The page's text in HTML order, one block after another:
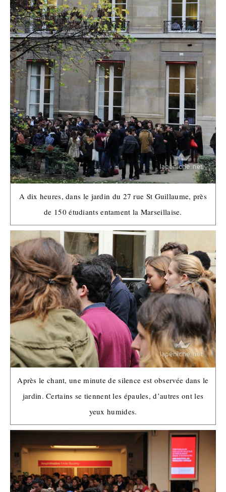
A dix heures, dans le jardin du 27 rue St Guillaume, près
de 150 étudiants entament la Marseillaise.
Après le chant, une minute de silence est observée dans le
jardin. Certains se tiennent les épaules, d’autres ont les
yeux humides.